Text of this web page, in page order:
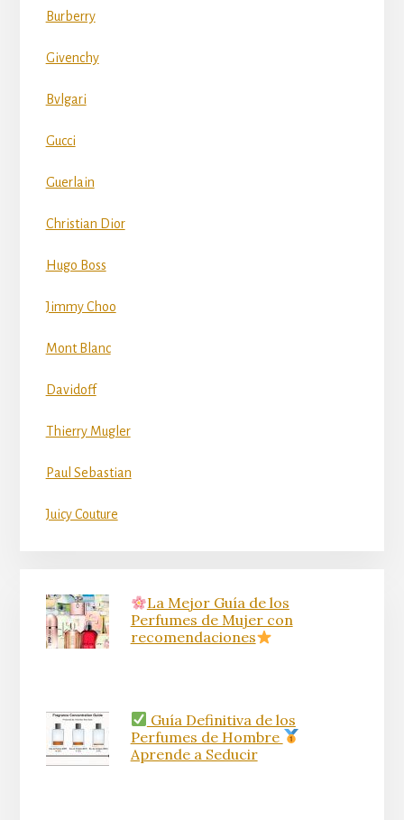
Burberry
Givenchy
Bvlgari
Gucci
Guerlain
Christian Dior
Hugo Boss
Jimmy Choo
Mont Blanc
Davidoff
Thierry Mugler
Paul Sebastian
Juicy Couture
La Mejor Guía de los
Perfumes de Mujer con
recomendaciones
Guía Definitiva de los
Perfumes de Hombre
Aprende a Seducir